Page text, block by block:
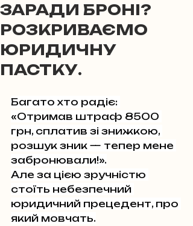
ЗАРАДИ БРОНІ?
РОЗКРИВАЄМО
ЮРИДИЧНУ
ПАСТКУ.
Багато хто радіє:
«Отримав штраф 8500
грн, сплатив зі знижкою,
розшук зник — тепер мене
забронювали!».
Але за цією зручністю
стоїть небезпечний
юридичний прецедент, про
який мовчать.